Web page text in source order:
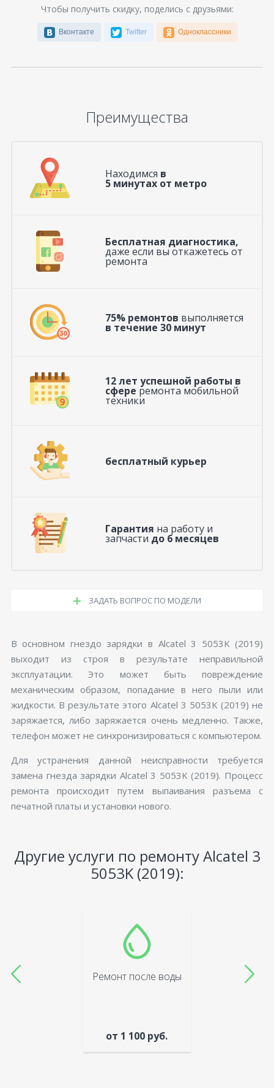
Чтобы получить скидку, поделись с друзьями:
Вконтакте Twitter Одноклассники
Преимущества
Находимся в
5 минутах от метро
Бесплатная диагностика,
даже если вы откажетесь от
ремонта
75% ремонтов выполняется
в течение 30 минут
12 лет успешной работы в
сфере ремонта мобильной
техники
бесплатный курьер
Гарантия на работу и
запчасти до 6 месяцев
ЗАДАТЬ ВОПРОС ПО МОДЕЛИ
В основном гнездо зарядки в Alcatel 3 5053K (2019)
выходит из строя в результате неправильной
эксплуатации. Это может быть повреждение
механическим образом, попадание в него пыли или
жидкости. В результате этого Alcatel 3 5053K (2019) не
заряжается, либо заряжается очень медленно. Также,
телефон может не синхронизироваться с компьютером.
Для устранения данной неисправности требуется
замена гнезда зарядки Alcatel 3 5053K (2019). Процесс
ремонта происходит путем выпаивания разъема с
печатной платы и установки нового.
Другие услуги по ремонту Alcatel 3
5053K (2019):
Ремонт после воды
от 1 100 руб.